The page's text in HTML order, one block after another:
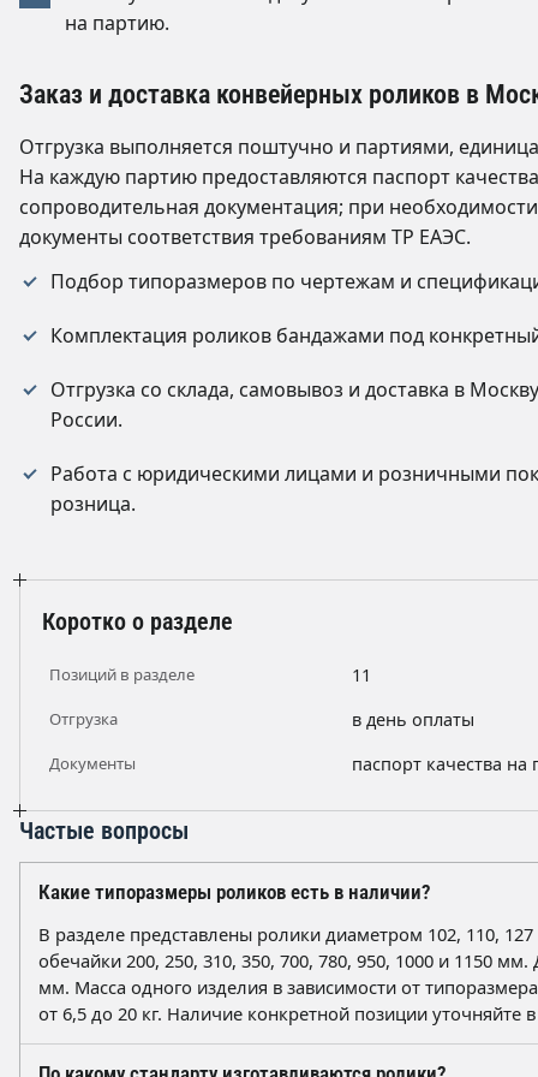
на партию.
Заказ и доставка конвейерных роликов в
Отгрузка выполняется поштучно и партиями,
На каждую партию предоставляются паспорт
сопроводительная документация; при
документы соответствия требованиям ТР ЕАЭС.
Подбор типоразмеров по чертежам и
Комплектация роликов бандажами под
Отгрузка со склада, самовывоз и доставка в
России.
Работа с юридическими лицами и розничными
розница.
Коротко о разделе
Позиций в разделе 11
Отгрузка в день оплаты
Документы паспорт качества на
Частые вопросы
Какие типоразмеры роликов есть в наличии?
В разделе представлены ролики диаметром 102, 110,
обечайки 200, 250, 310, 350, 700, 780, 950, 1000 и 1150
мм. Масса одного изделия в зависимости от
от 6,5 до 20 кг. Наличие конкретной позиции уточняйте в